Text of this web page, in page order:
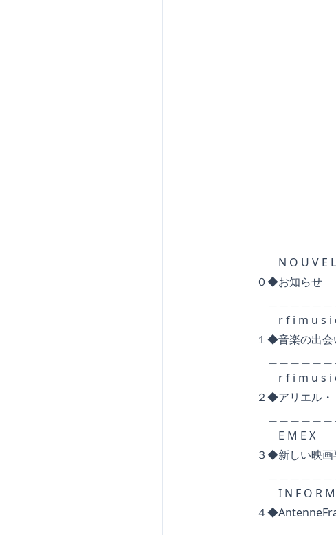
◆◆◆
◆◆◆
◆
S O M
N O U V E L L
０◆お知らせ
r f i m u s i q
１◆音楽の出会い：「
r f i m u s i q
２◆アリエル・ド
E M E X
３◆新しい映画専門誌
I N F O R M A T
４◆AntenneFrance